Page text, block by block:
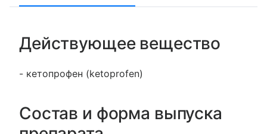
Действующее вещество
- кетопрофен (ketoprofen)
Состав и форма выпуска